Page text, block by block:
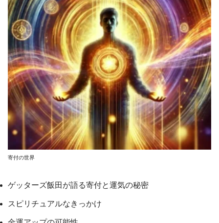
寄付の世界
ゲッターズ飯田が語る寄付と運気の秘密
スピリチュアルなきっかけ